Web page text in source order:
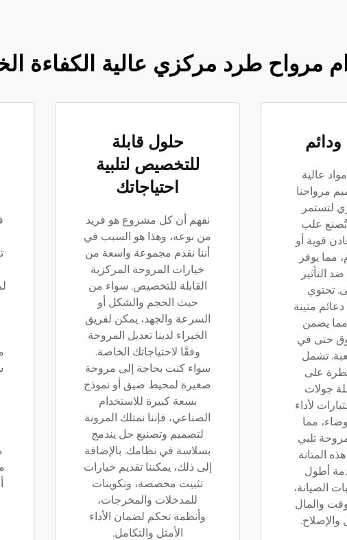
مرواح طرد مركزي عالية الكفاءة
ودائم
عالية
مرواحنا
لتستمر
تُصنع علب
قوية أو
مما يوفر
التأثير
تحتوي
متينة
مما يضمن
حتى في
تشمل
على
جولات
لأداء
مما
تلبي
المتانة
أطول
الصيانة،
والمال
والإصلاح.
حلول قابلة
للتخصيص لتلبية
احتياجاتك
نفهم أن كل مشروع هو فريد
من نوعه، وهذا هو السبب في
أننا نقدم مجموعة واسعة من
خيارات المروحة المركزية
القابلة للتخصيص. سواء من
حيث الحجم والشكل أو
السرعة والجهد، يمكن لفريق
الخبراء لدينا تعديل المروحة
وفقًا لاحتياجاتك الخاصة.
سواء كنت بحاجة إلى مروحة
صغيرة لمحيط ضيق أو نموذج
بسعة كبيرة للاستخدام
الصناعي، فإننا نمتلك المرونة
لتصميم وتصنيع حل يندمج
بسلاسة في نظامك. بالإضافة
إلى ذلك، يمكننا تقديم خيارات
تثبيت مخصصة، وتكوينات
للمدخلات والمخرجات،
وأنظمة تحكم لضمان الأداء
الأمثل والتكامل.